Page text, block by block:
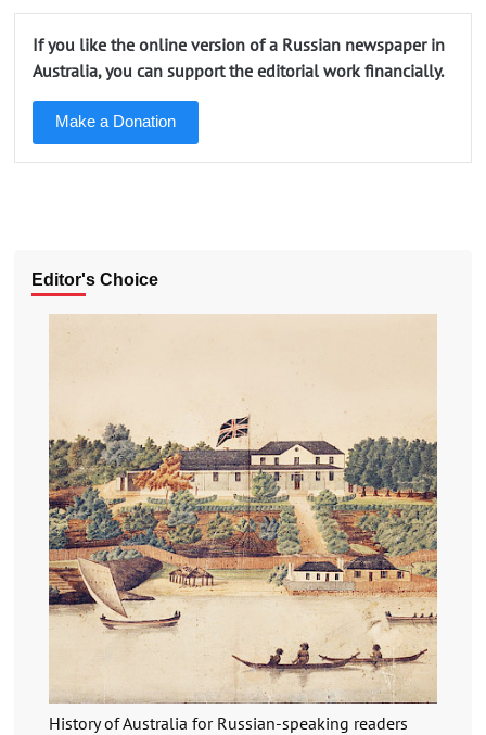
If you like the online version of a Russian newspaper in
Australia, you can support the editorial work financially.
Make a Donation
Editor's Choice
History of Australia for Russian-speaking readers